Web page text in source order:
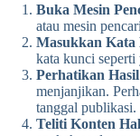
Buka Mesin
atau mesin
Masukkan Kata
kata kunci seperti
Perhatikan
menjanjikan.
tanggal publikasi.
Teliti Konten